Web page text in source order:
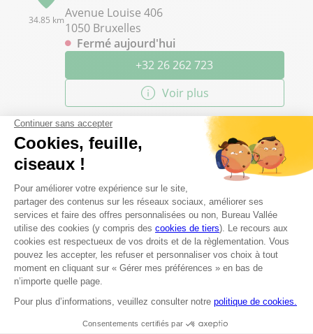
34.85 kmAvenue Louise 406
1050 Bruxelles
Fermé aujourd'hui
+32 26 262 723
Voir plus
Bureau Vallée Froyennes
(Tournai)
17 Rue des roselières
7503 Froyennes
Ouvert 10:00 - 18:00
+32 69 211 085
Voir plus
Les questions les plus fréquentes